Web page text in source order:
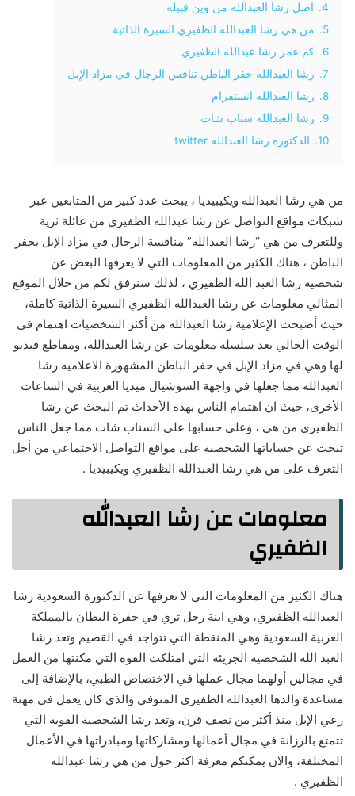
4.
اصل رشا العبدالله من وين قبيله
5.
من هي رشا العبدالله الظفيري السيرة الذاتية
6.
كم عمر رشا عبدالله الظفيري
7.
رشا العبدالله حفر الباطن تنافس الرجال في مزاد الإبل
8.
رشا العبدالله انستقرام
9.
رشا العبدالله سناب شات
10.
الدكتوره رشا العبدالله twitter
من هي رشا العبدالله ويكيبيديا ، يبحث عدد كبير من المتابعين عبر
شبكات مواقع التواصل عن رشا عبدالله الظفيري من عائلة ثرية
وللتعرف من هي “رشا العبدالله” منافسة الرجال في مزاد الإبل بحفر
الباطن ، هناك الكثير من المعلومات التي لا يعرفها البعض عن
شخصية رشا العبد الله الظفيري ، لذلك سنرفق لكم من خلال الموقع
المثالي معلومات عن رشا العبدالله الظفيري السيرة الذاتية كاملة،
حيث أصبحت الإعلامية رشا العبدالله من أكثر الشخصيات اهتمام في
الوقت الحالي بعد سلسلة معلومات عن رشا العبدالله، ومقاطع فيديو
لها وهي في مزاد الإبل في حفر الباطن المشهورة الاعلاميه رشا
العبدالله مما جعلها في واجهة السوشيال ميديا العربية في الساعات
الأخرى، حيث ان اهتمام الناس بهذه الأحداث تم البحث عن رشا
الظفيري من هي ، وعلى حسابها على السناب شات مما جعل الناس
تبحث عن حساباتها الشخصية على مواقع التواصل الاجتماعي من أجل
التعرف على من هي رشا العبدالله الظفيري ويكيبيديا .
معلومات عن رشا العبدالله
الظفيري
هناك الكثير من المعلومات التي لا تعرفها عن الدكتورة السعودية رشا
العبدالله الظفيري، وهي ابنة رجل ثري في حفرة البطان بالمملكة
العربية السعودية وهي المنقطة التي تتواجد في القصيم وتعد رشا
العبد الله الشخصية الجريئة التي امتلكت القوة التي مكنتها من العمل
في مجالين أولهما مجال عملها في الاختصاص الطبي، بالإضافة إلى
مساعدة والدها العبدالله الظفيري المتوفي والذي كان يعمل في مهنة
رعي الإبل منذ أكثر من نصف قرن، وتعد رشا الشخصية القوية التي
تتمتع بالرزانة في مجال أعمالها ومشاركاتها ومبادراتها في الأعمال
المختلفة، والان يمكنكم معرفة اكثر حول من هي رشا عبدالله
الظفيري .